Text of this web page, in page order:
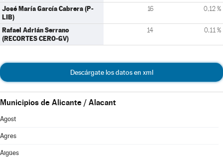
José María García Cabrera (P-
LIB)
16 0,12 %
Rafael Adrián Serrano
(RECORTES CERO-GV)
14 0,11 %
Descárgate los datos en xml
Municipios de Alicante / Alacant
Agost
Agres
Aigües